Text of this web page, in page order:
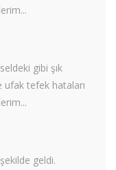
gibi şık
tefek hataları
geldi.